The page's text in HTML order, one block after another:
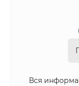
Вся